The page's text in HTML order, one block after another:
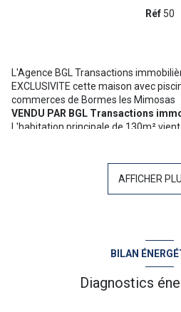
Réf 50
L'Agence BGL Transactions
EXCLUSIVITE cette maison avec
commerces de Bormes les Mimosas
VENDU PAR BGL Transactions
L'habitation principale de 130m²
d'une suite parentale de 24 m² avec
se trouve le garage et un
La piscine est noyée dans un écrin
Christophe MAZET 06 71 10 19 03
“Les informations sur les risques
AFFICHER
BILAN
Diagnostics